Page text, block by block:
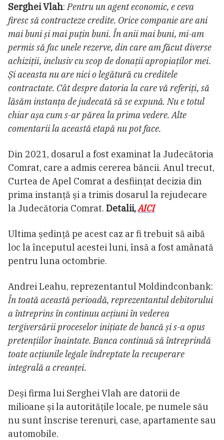
Serghei Vlah: Pentru un agent economic, e ceva
firesc să contracteze credite. Orice companie are ani
mai buni și mai puțin buni. În anii mai buni, mi-am
permis să fac unele rezerve, din care am făcut diverse
achiziții, inclusiv cu scop de donații apropiaților mei.
Și aceasta nu are nici o legătură cu creditele
contractate. Cât despre datoria la care vă referiți, să
lăsăm instanța de judecată să se expună. Nu e totul
chiar așa cum s-ar părea la prima vedere. Alte
comentarii la această etapă nu pot face.
Din 2021, dosarul a fost examinat la Judecătoria
Comrat, care a admis cererea băncii. Anul trecut,
Curtea de Apel Comrat a desființat decizia din
prima instanță și a trimis dosarul la rejudecare
la Judecătoria Comrat. Detalii,AICI
Ultima ședință pe acest caz ar fi trebuit să aibă
loc la începutul acestei luni, însă a fost amânată
pentru luna octombrie.
Andrei Leahu, reprezentantul Moldindconbank:
În toată această perioadă, reprezentantul debitorului
a întreprins în continuu acțiuni în vederea
tergiversării proceselor inițiate de bancă și s-a opus
pretențiilor înaintate. Banca continuă să întreprindă
toate acțiunile legale îndreptate la recuperare
integrală a creanței.
Deși firma lui Serghei Vlah are datorii de
milioane și la autoritățile locale, pe numele său
nu sunt înscrise terenuri, case, apartamente sau
automobile.